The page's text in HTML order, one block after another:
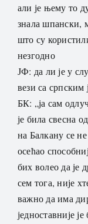
али је њему то
знала шпански,
што су
незгодно
ЈФ: да ли је у
вези са српским
БК: „ја сам
је била свесна
на Балкану се
осећао
бих волео да је
сем тога, није
важно да има
једноставније